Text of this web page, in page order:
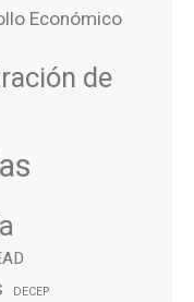
Económico
de
DECEP